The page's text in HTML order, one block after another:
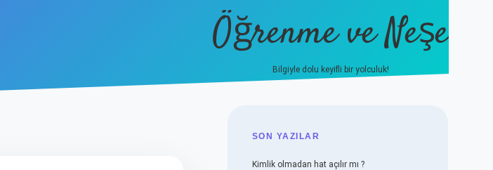
Öğrenme ve Neşe
Bilgiyle dolu keyifli bir yolculuk!
SIDEBAR
SON YAZILAR
Kimlik olmadan hat açılır mı ?